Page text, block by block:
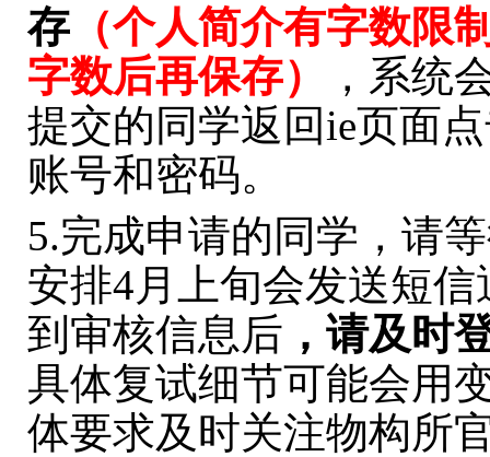
存 （个人简介有字数限
字数后再保存）
，系统
提交的同学返回ie页面
账号和密码。
5.完成申请的同学，请
安排4月上旬会发送短
到审核信息后 ，请及时
具体复试细节可能会用
体要求及时关注物构所